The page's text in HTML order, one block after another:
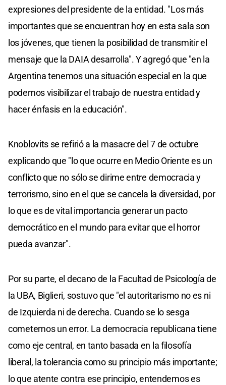
expresiones del presidente de la entidad. "Los más
importantes que se encuentran hoy en esta sala son
los jóvenes, que tienen la posibilidad de transmitir el
mensaje que la DAIA desarrolla". Y agregó que "en la
Argentina tenemos una situación especial en la que
podemos visibilizar el trabajo de nuestra entidad y
hacer énfasis en la educación".
Knoblovits se refirió a la masacre del 7 de octubre
explicando que "lo que ocurre en Medio Oriente es un
conflicto que no sólo se dirime entre democracia y
terrorismo, sino en el que se cancela la diversidad, por
lo que es de vital importancia generar un pacto
democrático en el mundo para evitar que el horror
pueda avanzar".
Por su parte, el decano de la Facultad de Psicología de
la UBA, Biglieri, sostuvo que "el autoritarismo no es ni
de Izquierda ni de derecha. Cuando se lo sesga
cometemos un error. La democracia republicana tiene
como eje central, en tanto basada en la filosofía
liberal, la tolerancia como su principio más importante;
lo que atente contra ese principio, entendemos es